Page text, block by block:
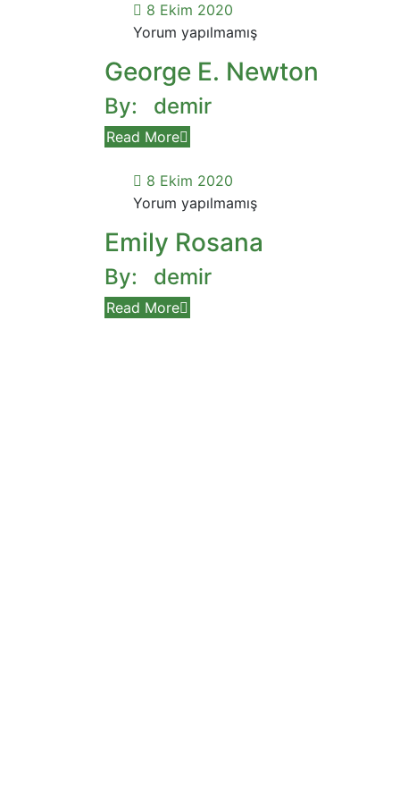
8 Ekim 2020
Yorum yapılmamış
George E. Newton
By: demir
Read More
8 Ekim 2020
Yorum yapılmamış
Emily Rosana
By: demir
Read More